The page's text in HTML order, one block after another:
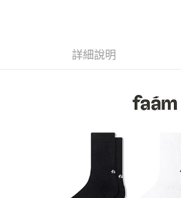
每筆NT$60，滿NT$399(含以上)免運費
每筆NT$60，滿NT$399(含以上)免運費
詳細說明